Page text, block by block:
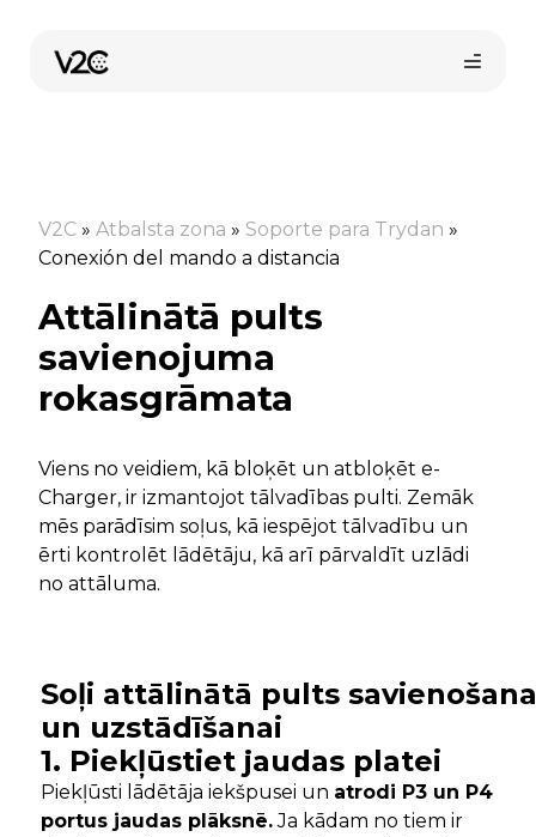
content
Pirkt tiešsaistē
V2C » Atbalsta zona » Soporte para Trydan »
Conexión del mando a distancia
Attālinātā pults
savienojuma
rokasgrāmata
Viens no veidiem, kā bloķēt un atbloķēt e-
Charger, ir izmantojot tālvadības pulti. Zemāk
mēs parādīsim soļus, kā iespējot tālvadību un
ērti kontrolēt lādētāju, kā arī pārvaldīt uzlādi
no attāluma.
Soļi attālinātā pults
un uzstādīšanai
1. Piekļūstiet jaudas platei
Piekļūsti lādētāja iekšpusei un atrodi P3 un P4
portus jaudas plāksnē.Ja kādam no tiem ir